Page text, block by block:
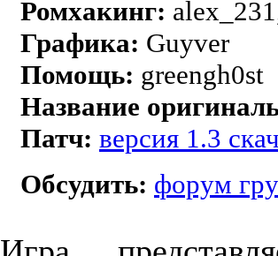
Ромхакинг:
Графика: Guyver
Помощь: greengh0st
Название
Патч: версия 1.3
Обсудить: форум